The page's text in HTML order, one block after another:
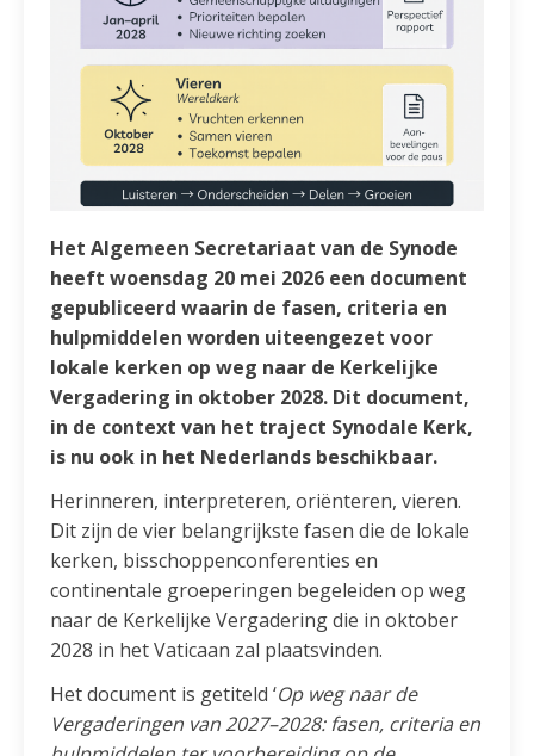
Het Algemeen Secretariaat van de Synode
heeft woensdag 20 mei 2026 een document
gepubliceerd waarin de fasen, criteria en
hulpmiddelen worden uiteengezet voor
lokale kerken op weg naar de Kerkelijke
Vergadering in oktober 2028. Dit document,
in de context van het traject Synodale Kerk,
is nu ook in het Nederlands beschikbaar.
Herinneren, interpreteren, oriënteren, vieren.
Dit zijn de vier belangrijkste fasen die de lokale
kerken, bisschoppenconferenties en
continentale groeperingen begeleiden op weg
naar de Kerkelijke Vergadering die in oktober
2028 in het Vaticaan zal plaatsvinden.
Het document is getiteld ‘Op weg naar de
Vergaderingen van 2027–2028: fasen, criteria en